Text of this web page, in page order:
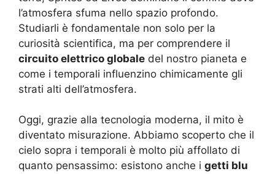
l’atmosfera sfuma nello spazio profondo.
Studiarli è fondamentale non solo per la
curiosità scientifica, ma per comprendere il
circuito elettrico globale del nostro pianeta e
come i temporali influenzino chimicamente gli
strati alti dell’atmosfera.
Oggi, grazie alla tecnologia moderna, il mito è
diventato misurazione. Abbiamo scoperto che il
cielo sopra i temporali è molto più affollato di
quanto pensassimo: esistono anche i getti blu